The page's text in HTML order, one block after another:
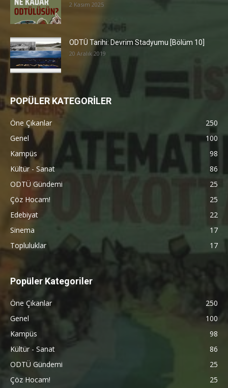
2 Kasım 2025
ODTÜ Tarihi: Devrim Stadyumu [Bölüm 10]
20 Aralık 2019
POPÜLER KATEGORİLER
Öne Çıkanlar
250
Genel
100
Kampüs
98
Kültür - Sanat
86
ODTÜ Gündemi
25
Çöz Hocam!
25
Edebiyat
22
Sinema
17
Topluluklar
17
Popüler Kategoriler
Öne Çıkanlar
250
Genel
100
Kampüs
98
Kültür - Sanat
86
ODTÜ Gündemi
25
Çöz Hocam!
25